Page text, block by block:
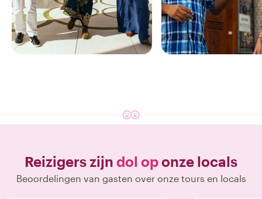
Reizigers zijn dol oponze locals
Beoordelingen van gasten over onze tours en locals